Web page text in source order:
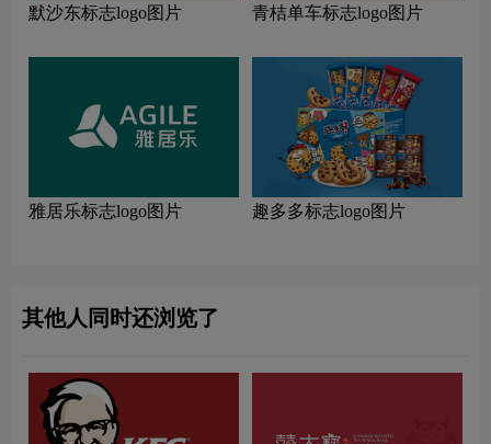
默沙东标志logo图片 青桔单车标志logo图片
雅居乐标志logo图片 趣多多标志logo图片
其他人同时还浏览了